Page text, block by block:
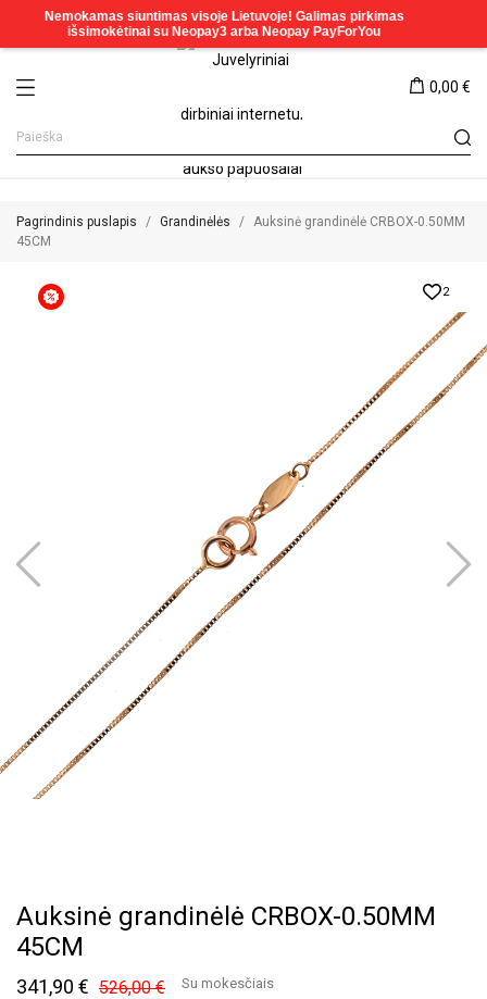
0,00 €
Pagrindinis puslapis Grandinėlės
Auksinė grandinėlė CRBOX-0.50MM
45CM
2
Auksinė grandinėlė CRBOX-0.50MM
45CM
341,90 € 526,00 € Su mokesčiais